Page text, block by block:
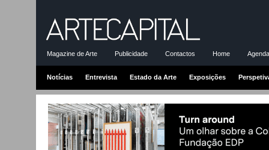
Magazine de Arte Publicidade Contactos Home
Notícias Entrevista Estado da Arte Exposições